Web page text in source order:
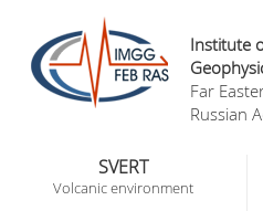
Institute
Far
Russian
SVERT
Volcanic environment